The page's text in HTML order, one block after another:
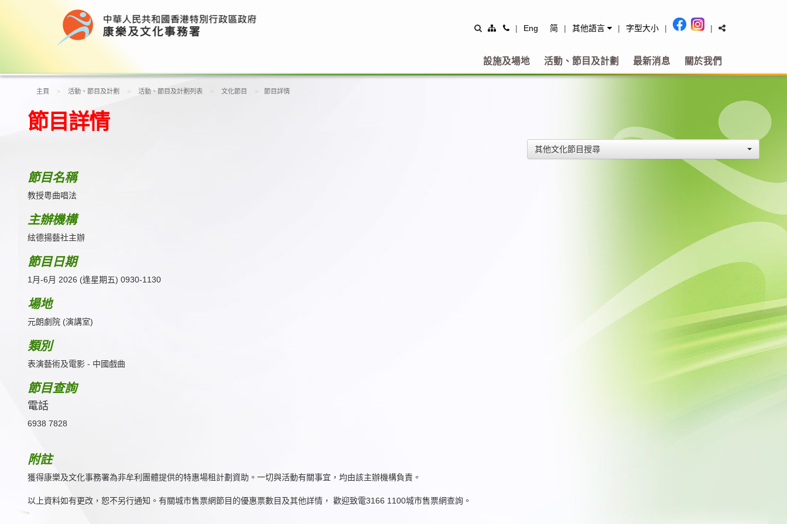
SiteContact
| Eng 简 | 其他語言 | 字型大小 | |
設施及場地 活動、節目及計劃 最新消息 關於我們
主頁 活動、節目及計劃 活動、節目及計劃列表 文化節目 節目詳情
節目詳情
其他文化節目搜尋
節目名稱
教授粵曲唱法
主辦機構
絃德揚藝社主辦
節目日期
1月-6月 2026 (逢星期五) 0930-1130
場地
元朗劇院 (演講室)
類別
表演藝術及電影 - 中國戲曲
節目查詢
電話
6938 7828
附註
獲得康樂及文化事務署為非牟利團體提供的特惠場租計劃資助。一切與活動有關事宜，均由該主辦機構負責。
以上資料如有更改，恕不另行通知。有關城市售票網節目的優惠票數目及其他詳情， 歡迎致電3166 1100城市售票網查詢。